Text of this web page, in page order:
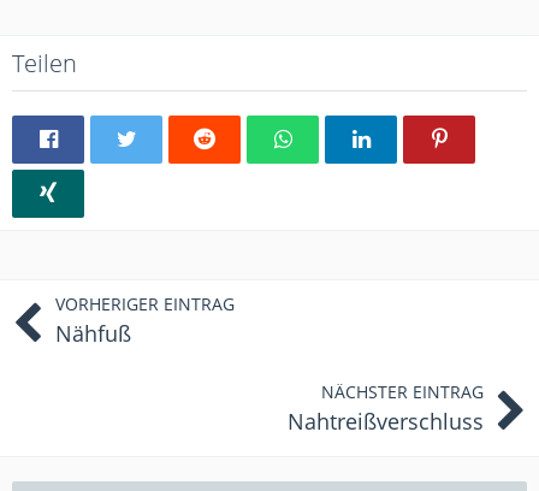
Teilen
VORHERIGER EINTRAG
Nähfuß
NÄCHSTER EINTRAG
Nahtreißverschluss